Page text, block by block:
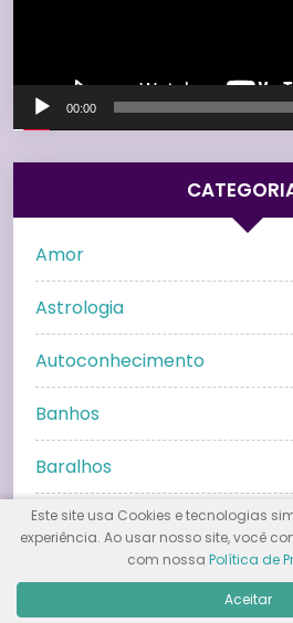
00:00
Amor
Astrologia
Autoconhecimento
Banhos
Baralhos
Bem Estar
Este site usa Cookies e tecnologias
experiência. Ao usar nosso site, você
com nossa Política de
Aceitar